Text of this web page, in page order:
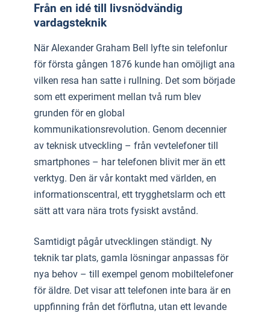
Från en idé till livsnödvändig
vardagsteknik
När Alexander Graham Bell lyfte sin telefonlur
för första gången 1876 kunde han omöjligt ana
vilken resa han satte i rullning. Det som började
som ett experiment mellan två rum blev
grunden för en global
kommunikationsrevolution. Genom decennier
av teknisk utveckling – från vevtelefoner till
smartphones – har telefonen blivit mer än ett
verktyg. Den är vår kontakt med världen, en
informationscentral, ett trygghetslarm och ett
sätt att vara nära trots fysiskt avstånd.
Samtidigt pågår utvecklingen ständigt. Ny
teknik tar plats, gamla lösningar anpassas för
nya behov – till exempel genom mobiltelefoner
för äldre. Det visar att telefonen inte bara är en
uppfinning från det förflutna, utan ett levande